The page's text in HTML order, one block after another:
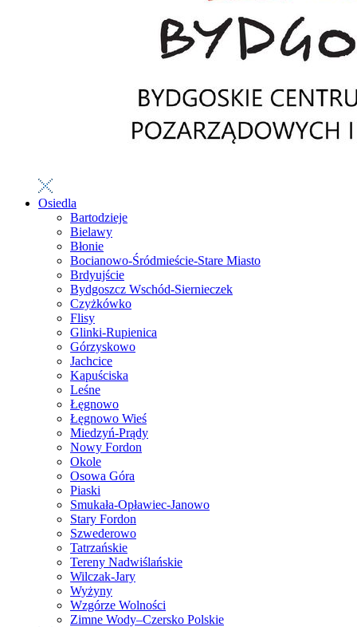
Osiedla
Bartodzieje
Bielawy
Błonie
Bocianowo-Śródmieście-Stare Miasto
Brdyujście
Bydgoszcz Wschód-Siernieczek
Czyżkówko
Flisy
Glinki-Rupienica
Górzyskowo
Jachcice
Kapuściska
Leśne
Łęgnowo
Łęgnowo Wieś
Miedzyń-Prądy
Nowy Fordon
Okole
Osowa Góra
Piaski
Smukała-Opławiec-Janowo
Stary Fordon
Szwederowo
Tatrzańskie
Tereny Nadwiślańskie
Wilczak-Jary
Wyżyny
Wzgórze Wolności
Zimne Wody–Czersko Polskie